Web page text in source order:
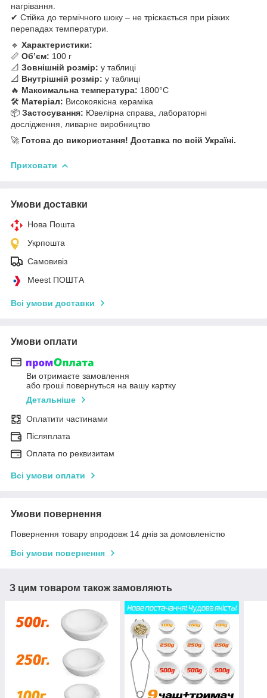
нагрівання.
✔ Стійка до термічного шоку – не тріскається при різких
перепадах температури.
🔹 Характеристики:
📏 Об’єм: 100 г
📐 Зовнішній розмір: у таблиці
📐 Внутрішній розмір: у таблиці
🔥 Максимальна температура: 1800°C
🛠 Матеріал: Високоякісна кераміка
📦 Застосування: Ювелірна справа, лабораторні
дослідження, ливарне виробництво
🚀 Готова до використання! Доставка по всій Україні.
Приховати
Умови доставки
Нова Пошта
Укрпошта
Самовивіз
Meest ПОШТА
Всі умови доставки
Умови оплати
Ви отримаєте замовлення
або гроші повернуться на вашу картку
Детальніше
Оплатити частинами
Післяплата
Оплата по реквизитам
Всі умови оплати
Умови повернення
Повернення товару впродовж 14 днів за домовленістю
Всі умови повернення
З цим товаром також замовляють